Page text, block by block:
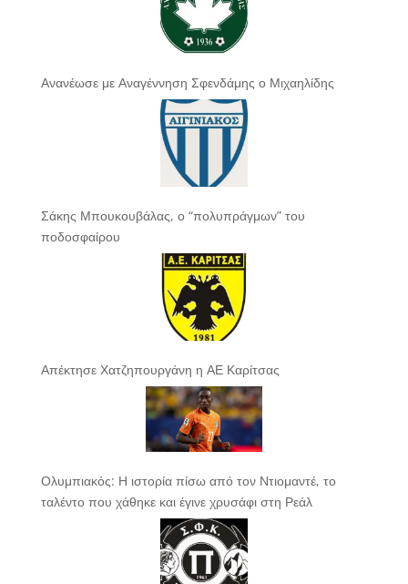
Ανανέωσε με Αναγέννηση Σφενδάμης ο Μιχαηλίδης
Σάκης Μπουκουβάλας, ο “πολυπράγμων” του
ποδοσφαίρου
Απέκτησε Χατζηπουργάνη η ΑΕ Καρίτσας
Ολυμπιακός: Η ιστορία πίσω από τον Ντιομαντέ, το
ταλέντο που χάθηκε και έγινε χρυσάφι στη Ρεάλ